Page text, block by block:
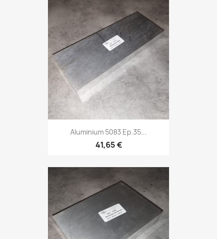
Aluminium 5083 Ep.35...
41,65 €